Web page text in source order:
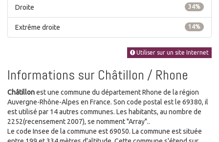
34%
Droite
14%
Extrême droite
Utiliser sur un site Internet
Informations sur Châtillon / Rhone
Châtillonest une commune du département Rhone de la région
Auvergne-Rhône-Alpes en France. Son code postal est le 69380, il
est utilisé par 14 autres communes. Les habitants, au nombre de
2252(recensement 2007), se nomment "Array"..
Le code Insee de la commune est 69050. La commune est située